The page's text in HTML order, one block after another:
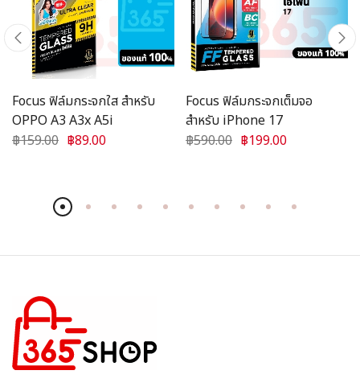
Focus ฟิล์มกระจกใส สำหรับ
OPPO A3 A3x A5i
฿159.00 ฿89.00
Focus ฟิล์มกระจกเต็มจอ
สำหรับ iPhone 17
฿590.00 ฿199.00